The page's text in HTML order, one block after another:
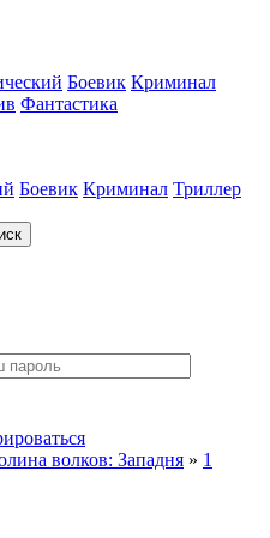
Боевик Криминал
Фантастика
Боевик Криминал Триллер
волков: Западня » 1